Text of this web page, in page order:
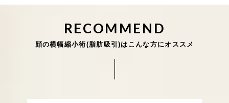
RECOMMEND
顔の横幅縮小術(脂肪吸引)はこんな方にオススメ